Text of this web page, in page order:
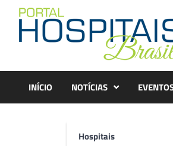
content
INÍCIO NOTÍCIAS
Hospitais